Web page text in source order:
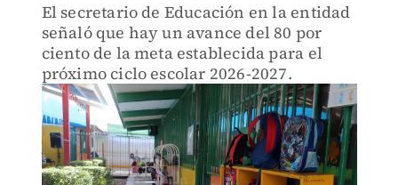
El secretario de Educación en la entidad
señaló que hay un avance del 80 por
ciento de la meta establecida para el
próximo ciclo escolar 2026-2027.